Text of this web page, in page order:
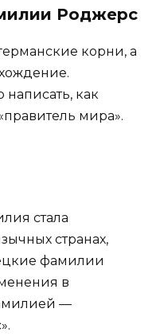
Роджерс
корни, а
как
мира».
стала
странах,
фамилии
в
—